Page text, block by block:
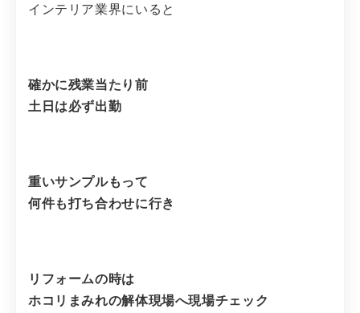
インテリア業界にいると
確かに残業当たり前
土日は必ず出勤
重いサンプルもって
何件も打ち合わせに行き
リフォームの時は
ホコリまみれの解体現場へ現場チェック